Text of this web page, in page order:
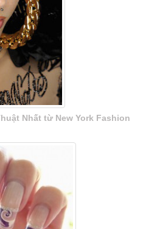
Nhất từ New York Fashion